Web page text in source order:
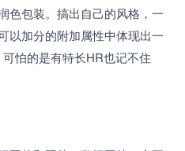
色包装。搞出自己的风格，一
以加分的附加属性中体现出一
怕的是有特长HR也记不住